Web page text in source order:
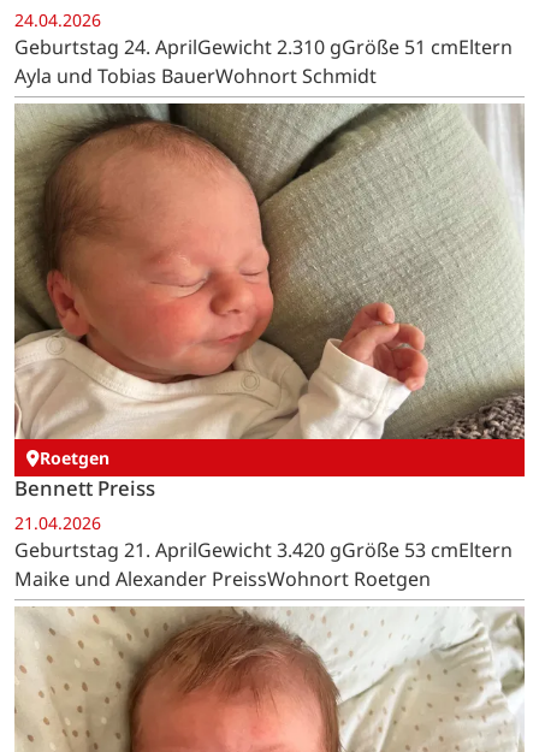
24.04.2026
Geburtstag 24. AprilGewicht 2.310 gGröße 51 cmEltern
Ayla und Tobias BauerWohnort Schmidt
Roetgen
Bennett Preiss
21.04.2026
Geburtstag 21. AprilGewicht 3.420 gGröße 53 cmEltern
Maike und Alexander PreissWohnort Roetgen